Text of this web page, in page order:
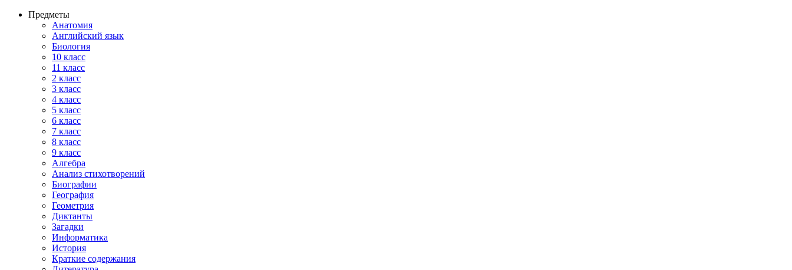
Предметы
Анатомия
Английский язык
Биология
10 класс
11 класс
2 класс
3 класс
4 класс
5 класс
6 класс
7 класс
8 класс
9 класс
Алгебра
Анализ стихотворений
Биографии
География
Геометрия
Диктанты
Загадки
Информатика
История
Краткие содержания